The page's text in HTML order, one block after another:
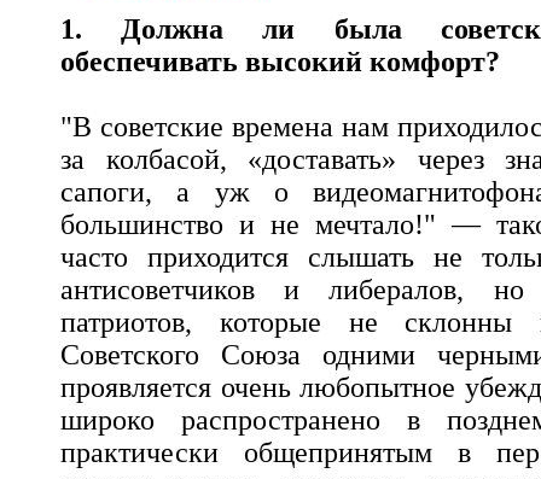
1. Должна ли была
обеспечивать высокий комфорт?
"В советские времена нам
за колбасой, «доставать» через
сапоги, а уж о
большинство и не мечтало!" —
часто приходится слышать не
антисоветчиков и либералов,
патриотов, которые не склонны
Советского Союза одними
проявляется очень любопытное
широко распространено в
практически общепринятым в